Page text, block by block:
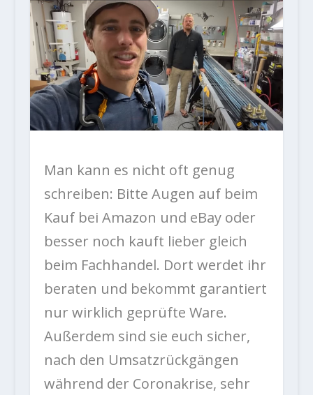
Man kann es nicht oft genug
schreiben: Bitte Augen auf beim
Kauf bei Amazon und eBay oder
besser noch kauft lieber gleich
beim Fachhandel. Dort werdet ihr
beraten und bekommt garantiert
nur wirklich geprüfte Ware.
Außerdem sind sie euch sicher,
nach den Umsatzrückgängen
während der Coronakrise, sehr